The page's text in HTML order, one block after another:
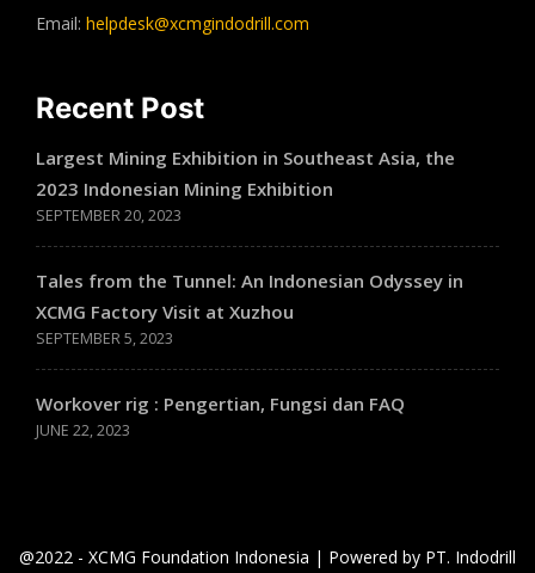
Email: helpdesk@xcmgindodrill.com
Recent Post
Largest Mining Exhibition in Southeast Asia, the
2023 Indonesian Mining Exhibition
SEPTEMBER 20, 2023
Tales from the Tunnel: An Indonesian Odyssey in
XCMG Factory Visit at Xuzhou
SEPTEMBER 5, 2023
Workover rig : Pengertian, Fungsi dan FAQ
JUNE 22, 2023
@2022 - XCMG Foundation Indonesia | Powered by PT. Indodrill